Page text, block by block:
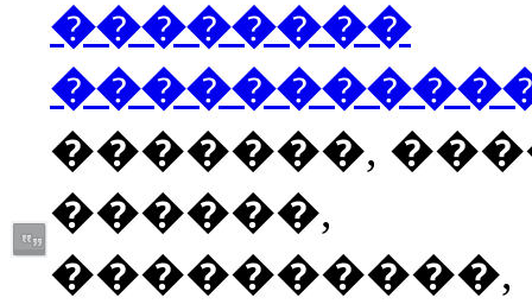
��������
�������,
������,
����������,